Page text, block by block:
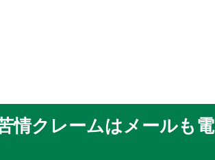
情クレームはメールも電